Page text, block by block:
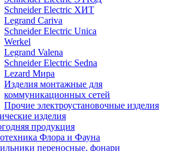
Schneider Electric ХИТ
Legrand Cariva
Schneider Electric Unica
Werkel
Legrand Valena
Schneider Electric Sedna
Lezard Мира
Изделия монтажные для
коммуникационных сетей
Прочие электроустановочные изделия
изделия
продукция
Флора и Фауна
переносные, фонари